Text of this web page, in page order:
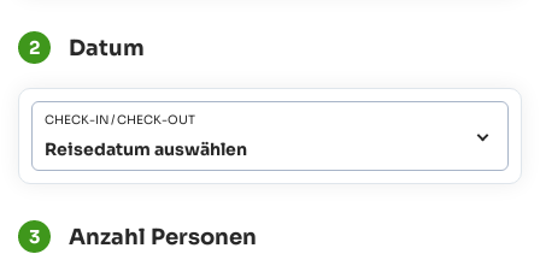
2 Datum
CHECK-IN / CHECK-OUT
Reisedatum auswählen
3 Anzahl Personen